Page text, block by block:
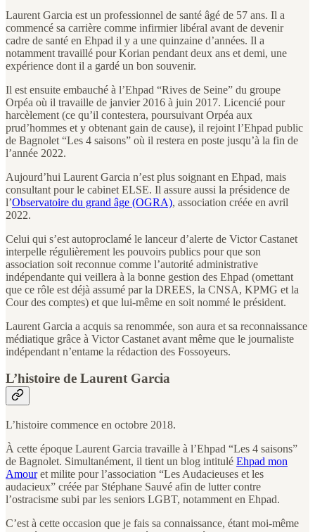
Laurent Garcia est un professionnel de santé âgé de 57 ans. Il a
commencé sa carrière comme infirmier libéral avant de devenir
cadre de santé en Ehpad il y a une quinzaine d’années. Il a
notamment travaillé pour Korian pendant deux ans et demi, une
expérience dont il a gardé un bon souvenir.
Il est ensuite embauché à l’Ehpad “Rives de Seine” du groupe
Orpéa où il travaille de janvier 2016 à juin 2017. Licencié pour
harcèlement (ce qu’il contestera, poursuivant Orpéa aux
prud’hommes et y obtenant gain de cause), il rejoint l’Ehpad public
de Bagnolet “Les 4 saisons” où il restera en poste jusqu’à la fin de
l’année 2022.
Aujourd’hui Laurent Garcia n’est plus soignant en Ehpad, mais
consultant pour le cabinet ELSE. Il assure aussi la présidence de
l’Observatoire du grand âge (OGRA), association créée en avril
2022.
Celui qui s’est autoproclamé le lanceur d’alerte de Victor Castanet
interpelle régulièrement les pouvoirs publics pour que son
association soit reconnue comme l’autorité administrative
indépendante qui veillera à la bonne gestion des Ehpad (omettant
que ce rôle est déjà assumé par la DREES, la CNSA, KPMG et la
Cour des comptes) et que lui-même en soit nommé le président.
Laurent Garcia a acquis sa renommée, son aura et sa reconnaissance
médiatique grâce à Victor Castanet avant même que le journaliste
indépendant n’entame la rédaction des Fossoyeurs.
L’histoire de Laurent Garcia
L’histoire commence en octobre 2018.
À cette époque Laurent Garcia travaille à l’Ehpad “Les 4 saisons”
de Bagnolet. Simultanément, il tient un blog intitulé Ehpad mon
Amouret milite pour l’association “Les Audacieuses et les
audacieux” créée par Stéphane Sauvé afin de lutter contre
l’ostracisme subi par les seniors LGBT, notamment en Ehpad.
C’est à cette occasion que je fais sa connaissance, étant moi-même